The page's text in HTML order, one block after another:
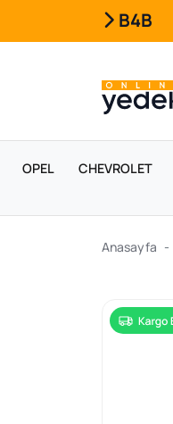
B4B
OPEL CHEVROLET
Anasayfa